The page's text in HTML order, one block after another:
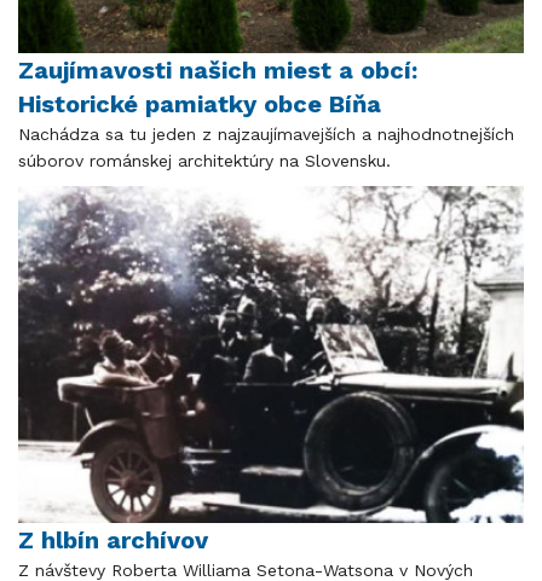
Zaujímavosti našich miest a obcí:
Historické pamiatky obce Bíňa
Nachádza sa tu jeden z najzaujímavejších a najhodnotnejších
súborov románskej architektúry na Slovensku.
Z hlbín archívov
Z návštevy Roberta Williama Setona-Watsona v Nových